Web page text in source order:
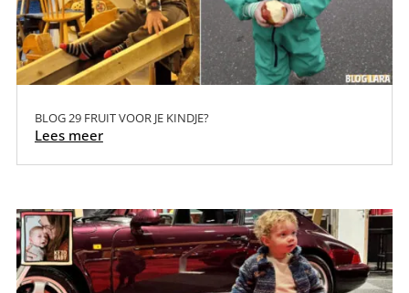
BLOG 29 FRUIT VOOR JE KINDJE?
Lees meer